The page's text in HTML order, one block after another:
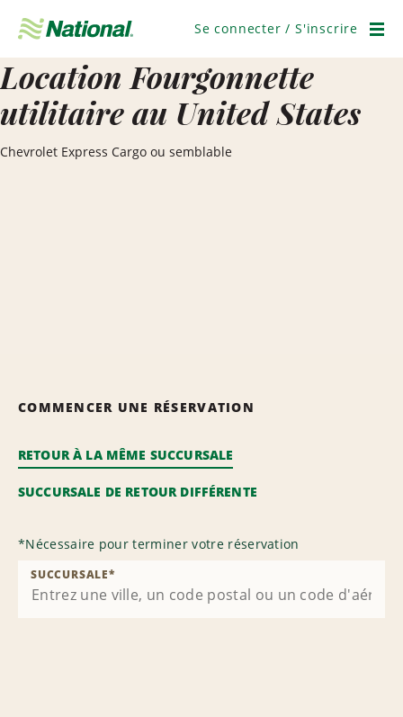
navigation
Se connecter / S'inscrire
Location Fourgonnette
utilitaire au United States
Chevrolet Express Cargo ou semblable
COMMENCER UNE RÉSERVATION
RETOUR À LA MÊME SUCCURSALE
SUCCURSALE DE RETOUR DIFFÉRENTE
*Nécessaire pour terminer votre réservation
SUCCURSALE*